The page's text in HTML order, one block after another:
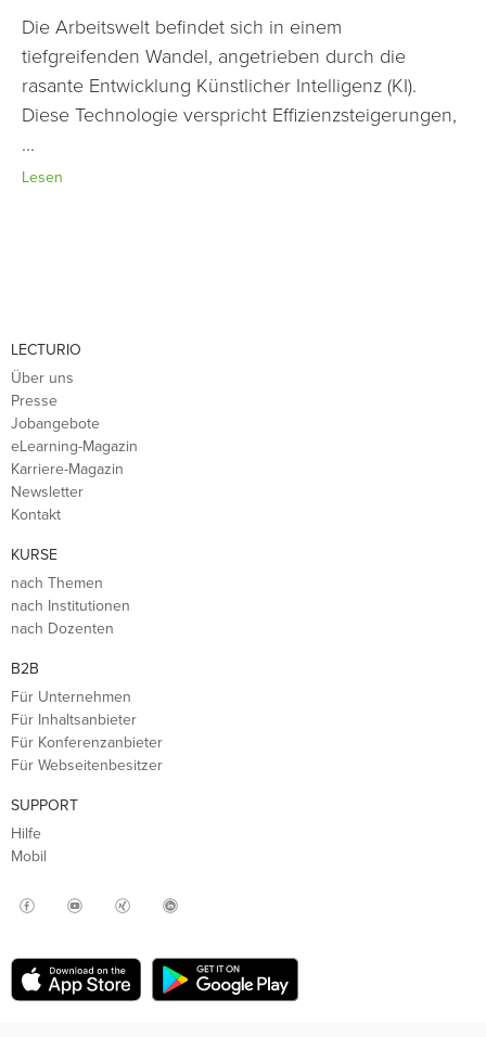
Die Arbeitswelt befindet sich in einem
tiefgreifenden Wandel, angetrieben durch die
rasante Entwicklung Künstlicher Intelligenz (KI).
Diese Technologie verspricht Effizienzsteigerungen,
...
Lesen
LECTURIO
Über uns
Presse
Jobangebote
eLearning-Magazin
Karriere-Magazin
Newsletter
Kontakt
KURSE
nach Themen
nach Institutionen
nach Dozenten
B2B
Für Unternehmen
Für Inhaltsanbieter
Für Konferenzanbieter
Für Webseitenbesitzer
SUPPORT
Hilfe
Mobil